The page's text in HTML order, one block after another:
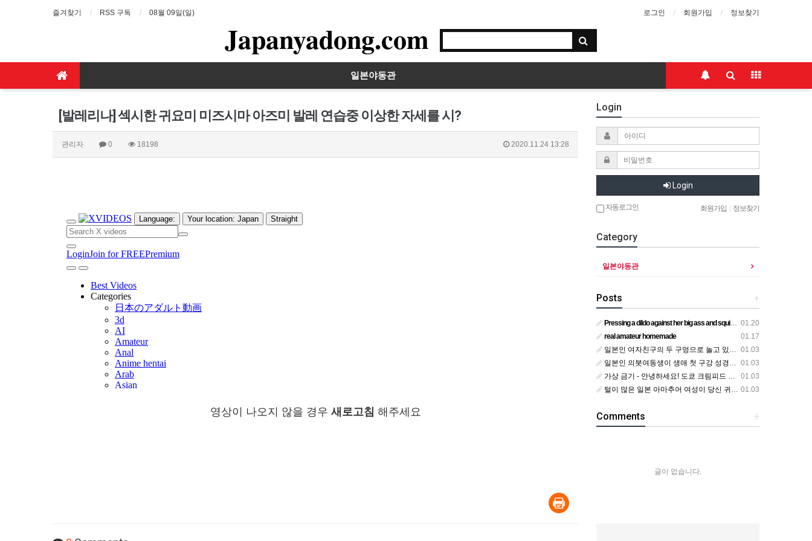
즐겨찾기 RSS 구독 08월 09일(일) 로그인 회원가입 정보찾기
Japanyadong.com
일본야동관
[발레리나] 섹시한 귀요미 미즈시마 아즈미 발레 연습중 이상한 자세를 시?
관리자 0 18198 2020.11.24 13:28
영상이 나오지 않을 경우 새로고침 해주세요
Login
Login
자동로그인 회원가입 정보찾기
Category
일본야동관
+
Posts
01.20
Pressing a dildo against her big ass and squirting from below
01.17
real amateur homemade
01.03
일본인 여자친구의 두 구멍으로 놀고 있어요
01.03
일본인 의붓여동생이 생애 첫 구강 성경험을 공개하다
01.03
가상 금기 - 안녕하세요! 도쿄 크림피드 시엘에서
01.03
털이 많은 일본 아마추어 여성이 당신 귀에 대고 신음하며 자위합니다. 그녀가 오르가즘에 도달하는 모습을 보세요?
+
Comments
글이 없습니다.